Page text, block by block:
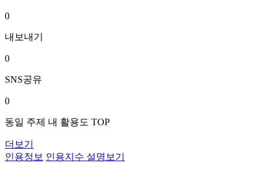
0
내보내기
0
SNS공유
0
동일 주제 내 활용도 TOP
더보기
인용정보 인용지수 설명보기